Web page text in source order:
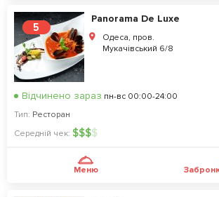
5
Panorama De Luxe
Одеса, пров.
Мукачівський 6/8
Відчинено зараз пн-вс 00:00-24:00
Тип: Ресторан
Середній чек: $$$$
Меню